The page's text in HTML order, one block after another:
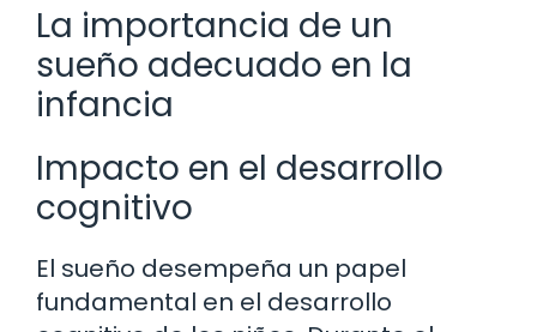
La importancia de un
sueño adecuado en la
infancia
Impacto en el desarrollo
cognitivo
El sueño desempeña un papel
fundamental en el desarrollo